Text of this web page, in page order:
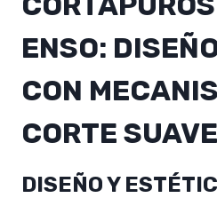
ENSO:
CON
CORTE SUAVE
DISEÑO Y